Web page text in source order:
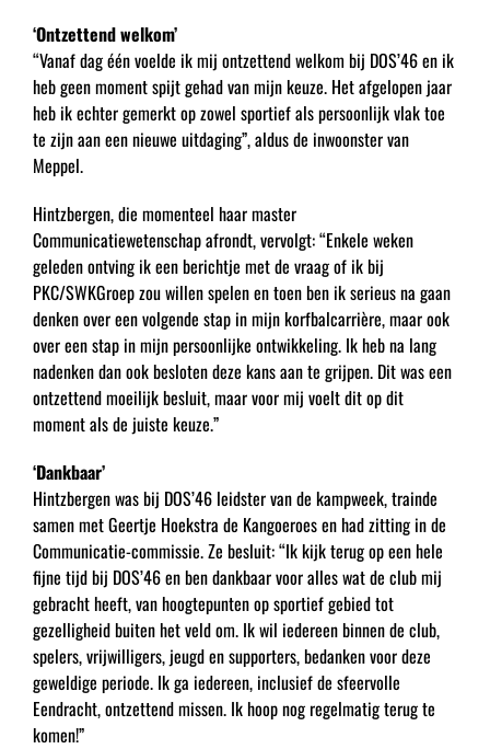
‘Ontzettend welkom’
“Vanaf dag één voelde ik mij ontzettend welkom bij DOS’46 en ik
heb geen moment spijt gehad van mijn keuze. Het afgelopen jaar
heb ik echter gemerkt op zowel sportief als persoonlijk vlak toe
te zijn aan een nieuwe uitdaging”, aldus de inwoonster van
Meppel.
Hintzbergen, die momenteel haar master
Communicatiewetenschap afrondt, vervolgt: “Enkele weken
geleden ontving ik een berichtje met de vraag of ik bij
PKC/SWKGroep zou willen spelen en toen ben ik serieus na gaan
denken over een volgende stap in mijn korfbalcarrière, maar ook
over een stap in mijn persoonlijke ontwikkeling. Ik heb na lang
nadenken dan ook besloten deze kans aan te grijpen. Dit was een
ontzettend moeilijk besluit, maar voor mij voelt dit op dit
moment als de juiste keuze.”
‘Dankbaar’
Hintzbergen was bij DOS’46 leidster van de kampweek, trainde
samen met Geertje Hoekstra de Kangoeroes en had zitting in de
Communicatie-commissie. Ze besluit: “Ik kijk terug op een hele
fijne tijd bij DOS’46 en ben dankbaar voor alles wat de club mij
gebracht heeft, van hoogtepunten op sportief gebied tot
gezelligheid buiten het veld om. Ik wil iedereen binnen de club,
spelers, vrijwilligers, jeugd en supporters, bedanken voor deze
geweldige periode. Ik ga iedereen, inclusief de sfeervolle
Eendracht, ontzettend missen. Ik hoop nog regelmatig terug te
komen!”